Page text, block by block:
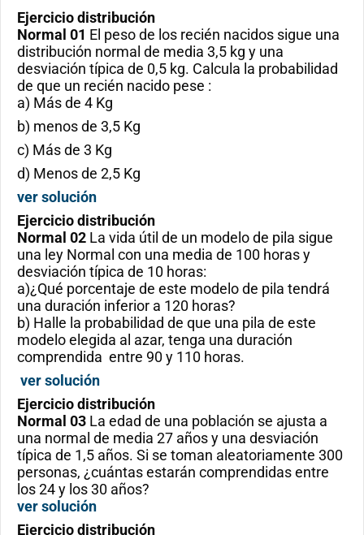
Ejerciciodistribución
Normal 01 El peso de los recién nacidos sigue una
distribución normal de media 3,5 kg y una
desviación típica de 0,5 kg. Calcula la probabilidad
de que un recién nacido pese :
a) Más de 4 Kg
b) menos de 3,5 Kg
c) Más de 3 Kg
d) Menos de 2,5 Kg
ver solución
Ejerciciodistribución
Normal 02 La vida útil de un modelo de pila sigue
una ley Normal con una media de 100 horas y
desviación típica de 10 horas:
a)¿Qué porcentaje de este modelo de pila tendrá
una duración inferior a 120 horas?
b) Halle la probabilidad de que una pila de este
modelo elegida al azar, tenga una duración
comprendida entre 90 y 110 horas.
ver solución
Ejerciciodistribución
Normal 03 La edad de una población se ajusta a
una normal de media 27 años y una desviación
típica de 1,5 años. Si se toman aleatoriamente 300
personas, ¿cuántas estarán comprendidas entre
los 24 y los 30 años?
ver solución
Ejerciciodistribución